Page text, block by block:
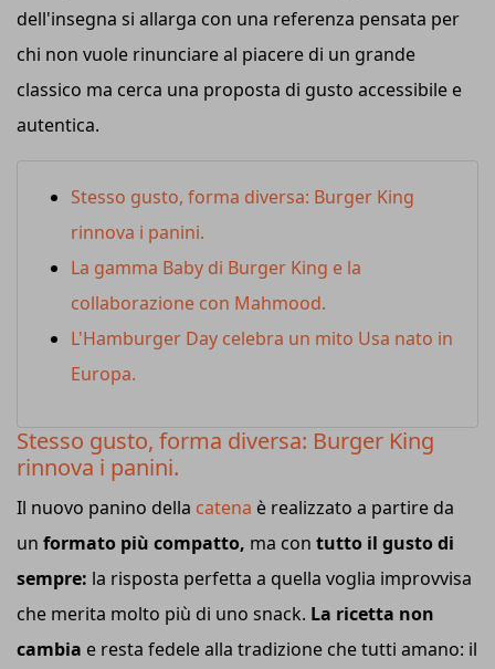
dell'insegna si allarga con una referenza pensata per
chi non vuole rinunciare al piacere di un grande
classico ma cerca una proposta di gusto accessibile e
autentica.
Stesso gusto, forma diversa: Burger King
rinnova i panini.
La gamma Baby di Burger King e la
collaborazione con Mahmood.
L'Hamburger Day celebra un mito Usa nato in
Europa.
Stesso gusto, forma diversa: Burger King
rinnova i panini.
Il nuovo panino della catena è realizzato a partire da
un formato più compatto, ma con tutto il gusto di
sempre: la risposta perfetta a quella voglia improvvisa
che merita molto più di uno snack. La ricetta non
cambia e resta fedele alla tradizione che tutti amano: il